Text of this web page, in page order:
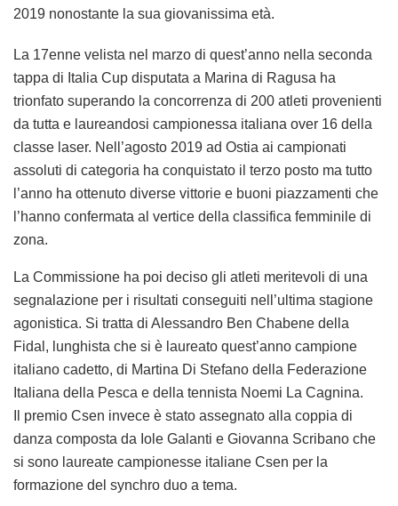
2019 nonostante la sua giovanissima età.
La 17enne velista nel marzo di quest’anno nella seconda
tappa di Italia Cup disputata a Marina di Ragusa ha
trionfato superando la concorrenza di 200 atleti provenienti
da tutta e laureandosi campionessa italiana over 16 della
classe laser. Nell’agosto 2019 ad Ostia ai campionati
assoluti di categoria ha conquistato il terzo posto ma tutto
l’anno ha ottenuto diverse vittorie e buoni piazzamenti che
l’hanno confermata al vertice della classifica femminile di
zona.
La Commissione ha poi deciso gli atleti meritevoli di una
segnalazione per i risultati conseguiti nell’ultima stagione
agonistica. Si tratta di Alessandro Ben Chabene della
Fidal, lunghista che si è laureato quest’anno campione
italiano cadetto, di Martina Di Stefano della Federazione
Italiana della Pesca e della tennista Noemi La Cagnina.
Il premio Csen invece è stato assegnato alla coppia di
danza composta da Iole Galanti e Giovanna Scribano che
si sono laureate campionesse italiane Csen per la
formazione del synchro duo a tema.